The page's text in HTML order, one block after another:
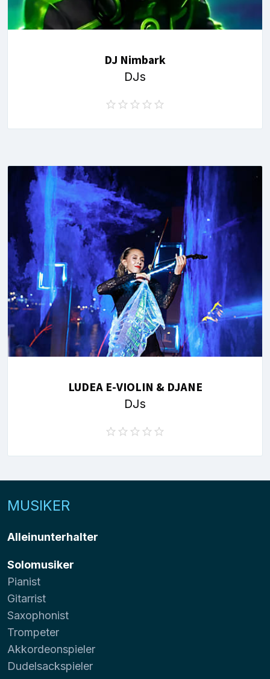
DJ Nimbark
DJs
LUDEA E-VIOLIN & DJANE
DJs
MUSIKER
Alleinunterhalter
Solomusiker
Pianist
Gitarrist
Saxophonist
Trompeter
Akkordeonspieler
Dudelsackspieler